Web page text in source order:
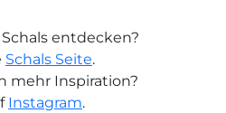
entdecken?
Schals Seite.
mehr Inspiration?
Instagram.